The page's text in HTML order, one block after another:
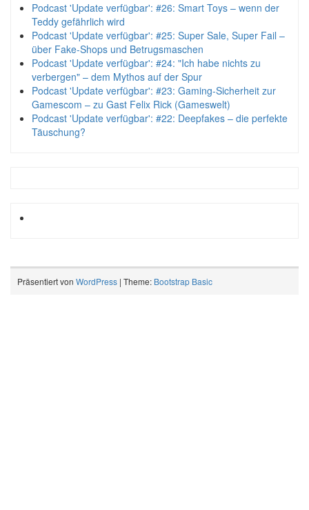
Podcast 'Update verfügbar': #26: Smart Toys – wenn der
Teddy gefährlich wird
Podcast 'Update verfügbar': #25: Super Sale, Super Fail –
über Fake-Shops und Betrugsmaschen
Podcast 'Update verfügbar': #24: "Ich habe nichts zu
verbergen" – dem Mythos auf der Spur
Podcast 'Update verfügbar': #23: Gaming-Sicherheit zur
Gamescom – zu Gast Felix Rick (Gameswelt)
Podcast 'Update verfügbar': #22: Deepfakes – die perfekte
Täuschung?
Präsentiert von WordPress | Theme: Bootstrap Basic